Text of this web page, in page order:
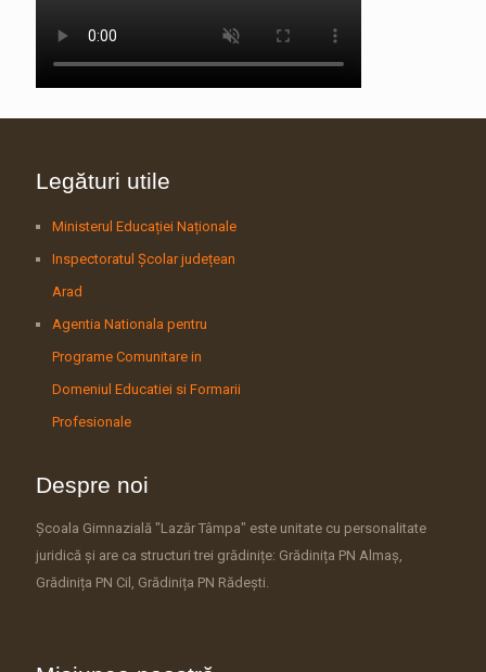
Legături utile
Ministerul Educației Naționale
Inspectoratul Școlar județean
Arad
Agentia Nationala pentru
Programe Comunitare in
Domeniul Educatiei si Formarii
Profesionale
Despre noi
Școala Gimnazială "Lazăr Tâmpa" este unitate cu personalitate
juridică și are ca structuri trei grădinițe: Grădinița PN Almaș,
Grădinița PN Cil, Grădinița PN Rădești.